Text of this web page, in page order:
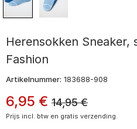
Herensokken
Fashion
Artikelnummer: 183688-908
6,95 € 14,95€
Prijs incl. btw en gratis verzending.